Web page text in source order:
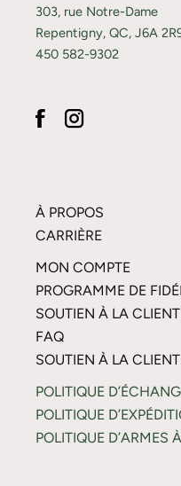
303, rue Notre-Dame
Repentigny, QC, J6A
450 582-9302
À PROPOS
CARRIÈRE
MON COMPTE
PROGRAMME DE
SOUTIEN À LA
FAQ
SOUTIEN À LA
POLITIQUE
POLITIQUE
POLITIQUE D’ARMES